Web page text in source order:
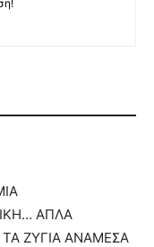
ΑΠΛΑ
ΖΥΓΙΑ ΑΝΑΜΕΣΑ